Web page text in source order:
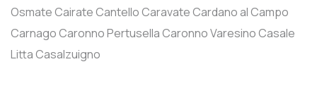
Osmate Cairate Cantello Caravate Cardano al Campo
Carnago Caronno Pertusella Caronno Varesino Casale
Litta Casalzuigno